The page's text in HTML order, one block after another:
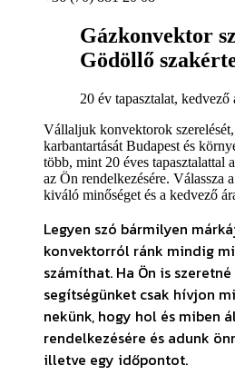
Gázkonvektor
Gödöllő
20 év tapasztalat, kedvező
Vállaljuk konvektorok szerelését,
karbantartását Budapest és
több, mint 20 éves tapasztalattal
az Ön rendelkezésére. Válassza
kiváló minőséget és a kedvező
Legyen szó bármilyen
konvektorról ránk mindig
számíthat. Ha Ön is
segítségünket csak hívjon
nekünk, hogy hol és miben
rendelkezésére és adunk
illetve egy időpontot.